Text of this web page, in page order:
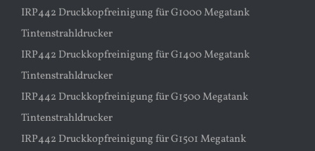
IRP442 Druckkopfreinigung für G1000 Megatank
Tintenstrahldrucker
IRP442 Druckkopfreinigung für G1400 Megatank
Tintenstrahldrucker
IRP442 Druckkopfreinigung für G1500 Megatank
Tintenstrahldrucker
IRP442 Druckkopfreinigung für G1501 Megatank